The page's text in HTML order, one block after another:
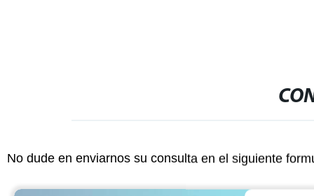
No dude en enviarnos su consulta en el siguiente